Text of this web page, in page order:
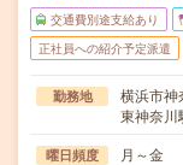
交通費別途支給あり
正社員への紹介予定派遣
勤務地
横浜市神
東神奈川
曜日頻度 月～金